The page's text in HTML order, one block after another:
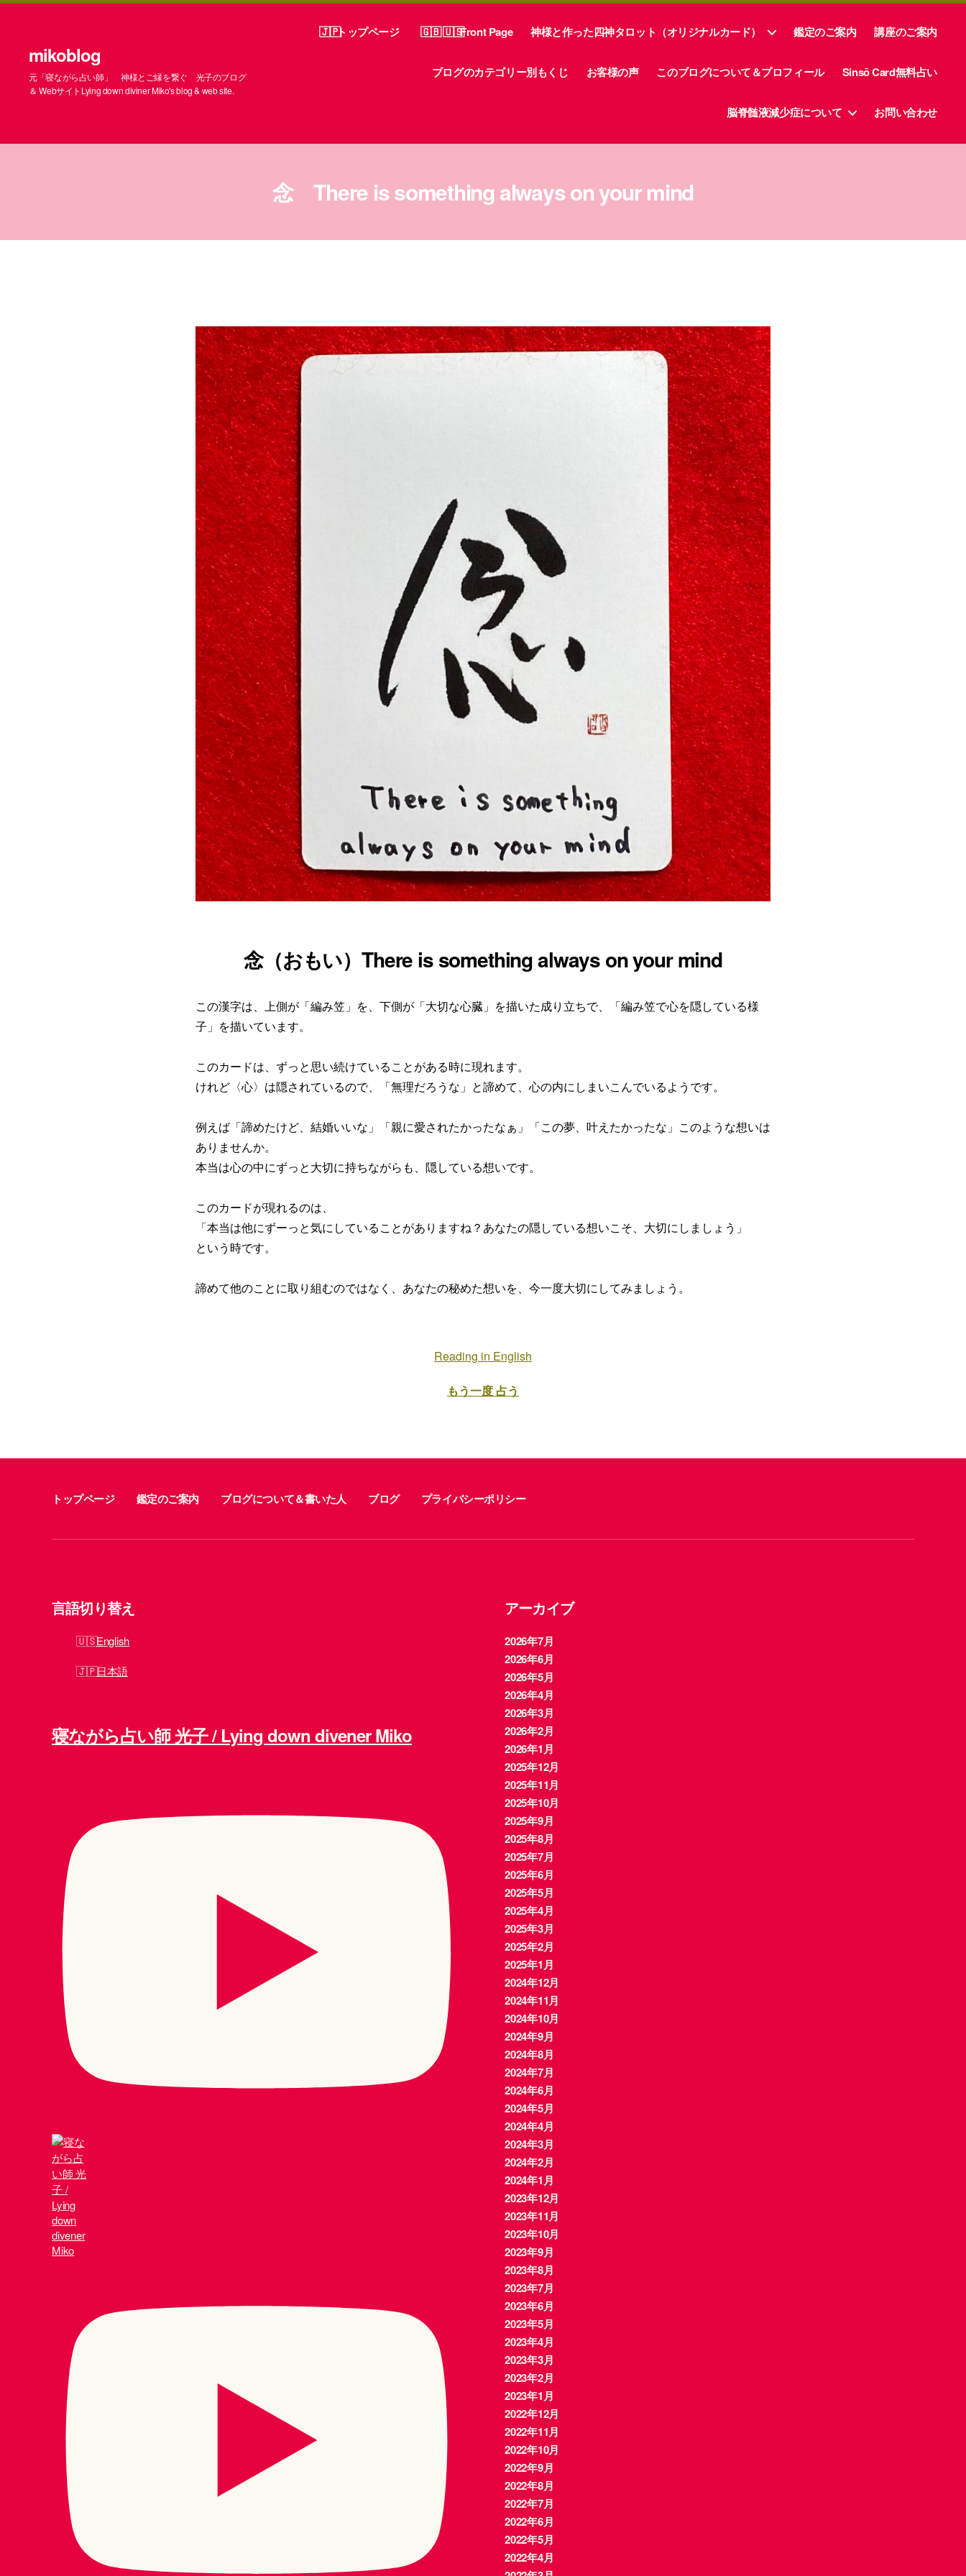
mikoblog
元「寝ながら占い師」 神様とご縁を繋ぐ 光子のブログ
＆ WebサイトLying down diviner Miko's blog & web site.
トップページ Front Page 神様と作った四神タロット（オリジナルカード） 鑑定のご案内 講座のご案内
ブログのカテゴリー別もくじ お客様の声 このブログについて＆プロフィール Sinsō Card無料占い
脳脊髄液減少症について お問い合わせ
念 There is something always on your mind
念（おもい）There is something always on your mind
この漢字は、上側が「編み笠」を、下側が「大切な心臓」を描いた成り立ちで、「編み笠で心を隠している様
子」を描いています。
このカードは、ずっと思い続けていることがある時に現れます。
けれど〈心〉は隠されているので、「無理だろうな」と諦めて、心の内にしまいこんでいるようです。
例えば「諦めたけど、結婚いいな」「親に愛されたかったなぁ」「この夢、叶えたかったな」このような想いは
ありませんか。
本当は心の中にずっと大切に持ちながらも、隠している想いです。
このカードが現れるのは、
「本当は他にずーっと気にしていることがありますね？あなたの隠している想いこそ、大切にしましょう」
という時です。
諦めて他のことに取り組むのではなく、あなたの秘めた想いを、今一度大切にしてみましょう。
Reading in English
もう一度 占う
トップページ 鑑定のご案内 ブログについて＆書いた人 ブログ プライバシーポリシー
言語切り替え
English
日本語
寝ながら占い師 光子 / Lying down divener Miko
アーカイブ
2026年7月
2026年6月
2026年5月
2026年4月
2026年3月
2026年2月
2026年1月
2025年12月
2025年11月
2025年10月
2025年9月
2025年8月
2025年7月
2025年6月
2025年5月
2025年4月
2025年3月
2025年2月
2025年1月
2024年12月
2024年11月
2024年10月
2024年9月
2024年8月
2024年7月
2024年6月
2024年5月
2024年4月
2024年3月
2024年2月
2024年1月
2023年12月
2023年11月
2023年10月
2023年9月
2023年8月
2023年7月
2023年6月
2023年5月
2023年4月
2023年3月
2023年2月
2023年1月
2022年12月
2022年11月
2022年10月
2022年9月
2022年8月
2022年7月
2022年6月
2022年5月
2022年4月